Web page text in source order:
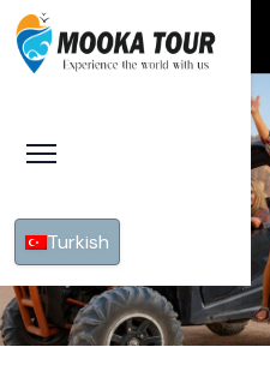
Turkish